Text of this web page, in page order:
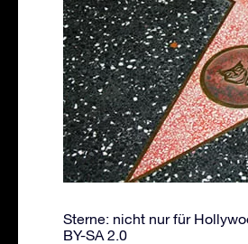
Sterne: nicht nur für
BY-SA 2.0